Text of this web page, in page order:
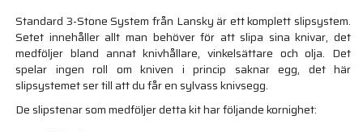
Standard 3-Stone System från Lansky är ett komplett slipsystem.
Setet innehåller allt man behöver för att slipa sina knivar, det
medföljer bland annat knivhållare, vinkelsättare och olja. Det
spelar ingen roll om kniven i princip saknar egg, det här
slipsystemet ser till att du får en sylvass knivsegg.
De slipstenar som medföljer detta kit har följande kornighet: